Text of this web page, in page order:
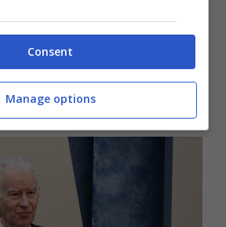
McEnroe ha parlato proprio
Affermando chiaramente
Consent
Manage options